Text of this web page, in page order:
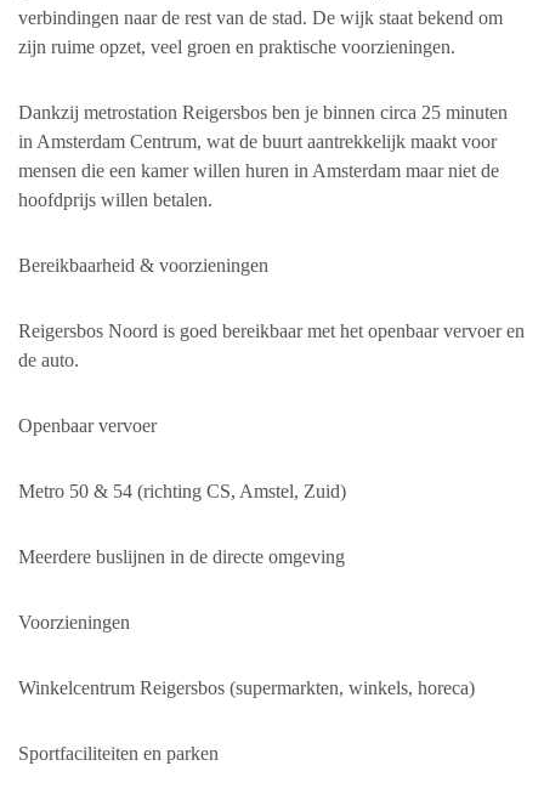
verbindingen naar de rest van de stad. De wijk staat bekend om
zijn ruime opzet, veel groen en praktische voorzieningen.
Dankzij metrostation Reigersbos ben je binnen circa 25 minuten
in Amsterdam Centrum, wat de buurt aantrekkelijk maakt voor
mensen die een kamer willen huren in Amsterdam maar niet de
hoofdprijs willen betalen.
Bereikbaarheid & voorzieningen
Reigersbos Noord is goed bereikbaar met het openbaar vervoer en
de auto.
Openbaar vervoer
Metro 50 & 54 (richting CS, Amstel, Zuid)
Meerdere buslijnen in de directe omgeving
Voorzieningen
Winkelcentrum Reigersbos (supermarkten, winkels, horeca)
Sportfaciliteiten en parken